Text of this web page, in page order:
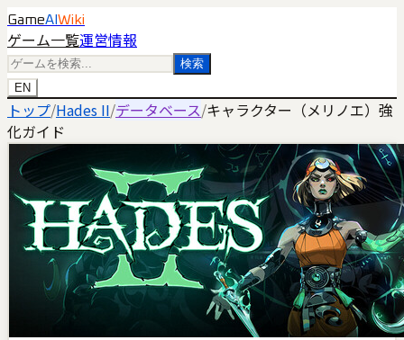
GameAI Wiki
ゲーム一覧運営情報
検索
EN
トップ/Hades II/データベース/キャラクター（メリノエ）強
化ガイド